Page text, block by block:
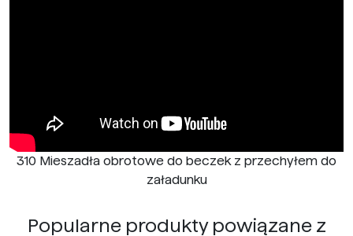
310 Mieszadła obrotowe do beczek z przechyłem do
załadunku
Popularne produkty powiązane z